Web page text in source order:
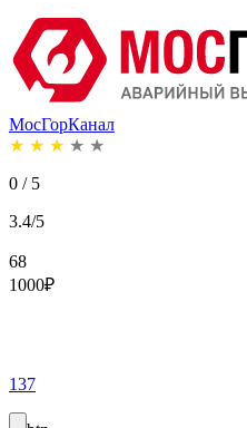
МосГорКанал
★ ★ ★ ★ ★
0 / 5
3.4/5
68
1000₽
137